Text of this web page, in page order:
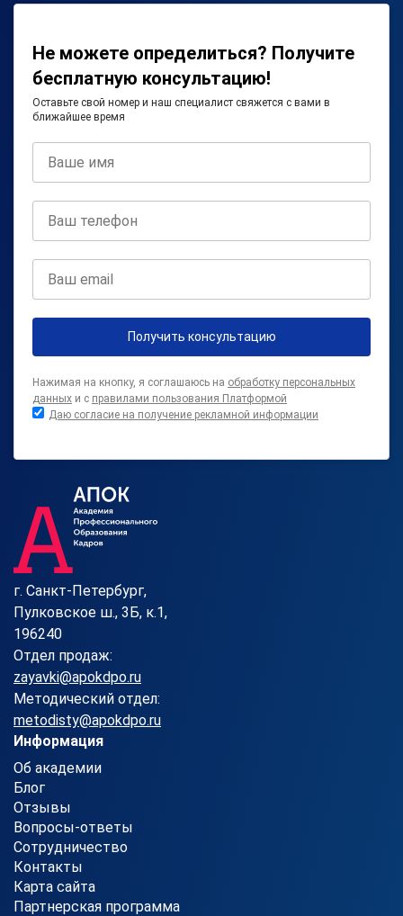
Не можете определиться? Получите
бесплатную консультацию!
Оставьте свой номер и наш специалист свяжется с вами в
ближайшее время
Получить консультацию
Нажимая на кнопку, я соглашаюсь на обработку персональных
данных и с правилами пользования Платформой
Даю согласие на получение рекламной информации
г. Санкт-Петербург,
Пулковское ш., 3Б, к.1,
196240
Отдел продаж:
zayavki@apokdpo.ru
Методический отдел:
metodisty@apokdpo.ru
Информация
Об академии
Блог
Отзывы
Вопросы-ответы
Сотрудничество
Контакты
Карта сайта
Партнерская программа